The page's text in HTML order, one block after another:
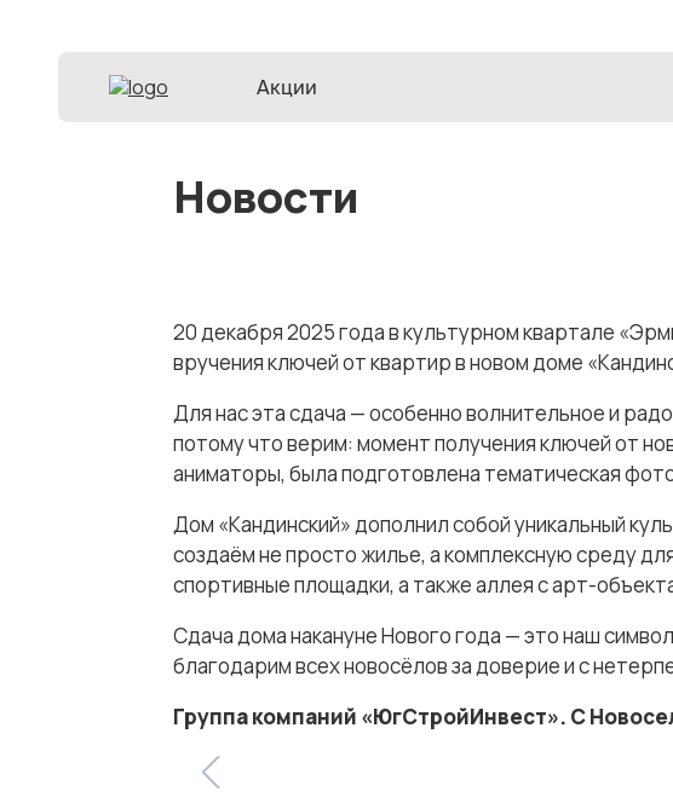
Акции
Новости
20 декабря 2025 года в культурном квартале
вручения ключей от квартир в новом доме
Для нас эта сдача — особенно волнительное и
потому что верим: момент получения ключей от
аниматоры, была подготовлена тематическая
Дом «Кандинский» дополнил собой уникальный
создаём не просто жилье, а комплексную среду
спортивные площадки, а также аллея с арт-
Сдача дома накануне Нового года — это наш
благодарим всех новосёлов за доверие и с
Группа компаний «ЮгСтройИнвест». С